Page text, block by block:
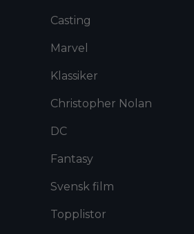
Casting
Marvel
Klassiker
Christopher Nolan
DC
Fantasy
Svensk film
Topplistor